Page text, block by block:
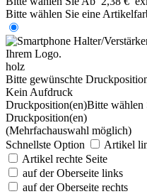
Bitte wählen Sie eine
holz
Bitte gewünschte
Kein Aufdruck
Druckposition(en)Bitte wählen
Druckposition(en)
(Mehrfachauswahl möglich)
Schnellste Option
Artikel
Artikel rechte Seite
auf der Oberseite links
auf der Oberseite rechts